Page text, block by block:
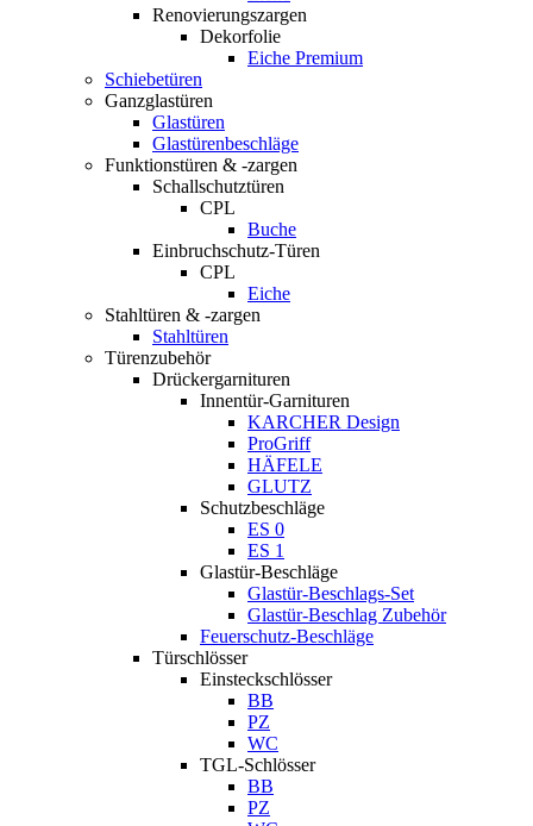
Renovierungszargen
Dekorfolie
Eiche Premium
Schiebetüren
Ganzglastüren
Glastüren
Glastürenbeschläge
Funktionstüren & -zargen
Schallschutztüren
CPL
Buche
Einbruchschutz-Türen
CPL
Eiche
Stahltüren & -zargen
Stahltüren
Türenzubehör
Drückergarnituren
Innentür-Garnituren
KARCHER Design
ProGriff
HÄFELE
GLUTZ
Schutzbeschläge
ES 0
ES 1
Glastür-Beschläge
Glastür-Beschlags-Set
Glastür-Beschlag Zubehör
Feuerschutz-Beschläge
Türschlösser
Einsteckschlösser
BB
PZ
WC
TGL-Schlösser
BB
PZ